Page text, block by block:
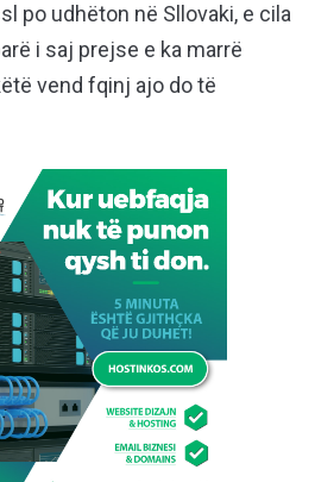
po udhëton në Sllovaki, e cila
i saj prejse e ka marrë
vend fqinj ajo do të